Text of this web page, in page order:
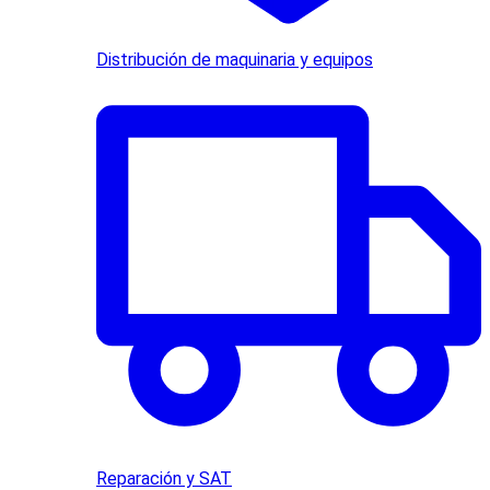
Distribución de maquinaria y equipos
Reparación y SAT